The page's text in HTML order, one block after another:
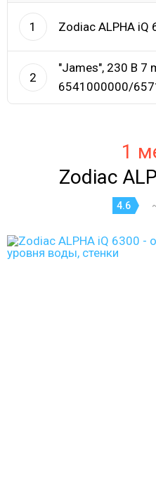
1 Zodiac ALPHA iQ
2
"James", 230 В 7
6541000000/
1
Zodiac
4.6